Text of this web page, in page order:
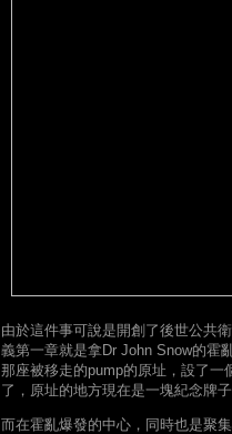
由於這件事可說是開創了後世公共
義第一章就是拿Dr John Snow的霍
那座被移走的pump的原址，設了
了，原址的地方現在是一塊紀念牌子
而在霍亂爆發的中心，同時也是聚